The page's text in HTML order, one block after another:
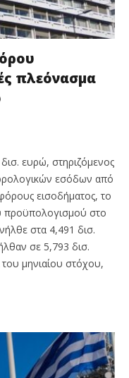
πλεόνασμα
ευρώ, στηριζόμενος
εσόδων από
εισοδήματος, το
προϋπολογισμού στο
στα 4,491 δισ.
σε 5,793 δισ.
μηνιαίου στόχου,